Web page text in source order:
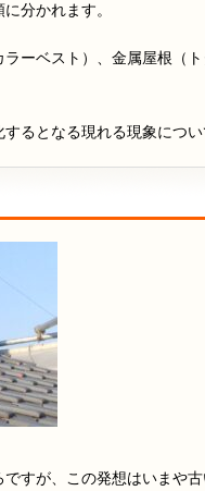
分かれます。
ーベスト）、金属屋根（
るとなる現れる現象につい
すが、この発想はいまや古